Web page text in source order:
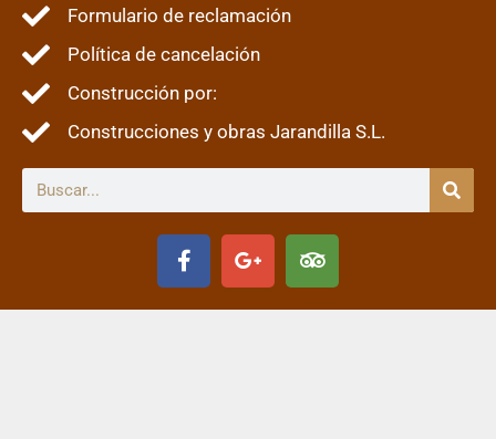
Formulario de reclamación
Política de cancelación
Construcción por:
Construcciones y obras Jarandilla S.L.